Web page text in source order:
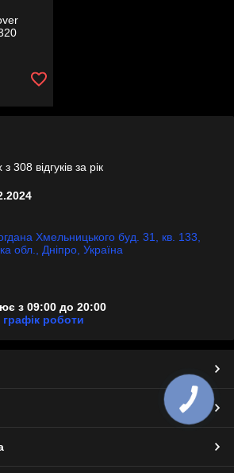
308 відгуків за рік
Хмельницького буд. 31, кв. 133,
обл., Дніпро, Україна
з 09:00 до 20:00
роботи
КНОПКА
ЗВ'ЯЗКУ